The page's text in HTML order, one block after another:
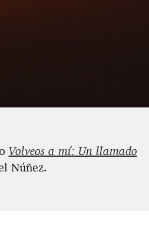
Volveos a mí: Un llamado
Núñez.